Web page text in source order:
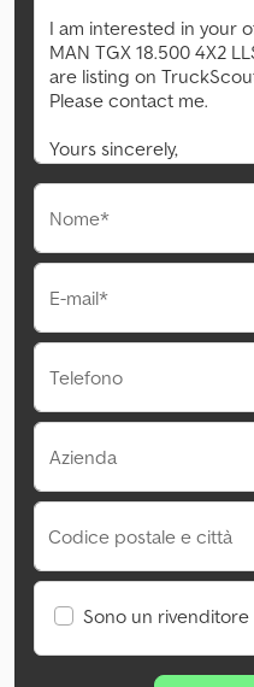
Nome*
E-mail*
Telefono
Azienda
Codice postale e città
Sono un rivenditore